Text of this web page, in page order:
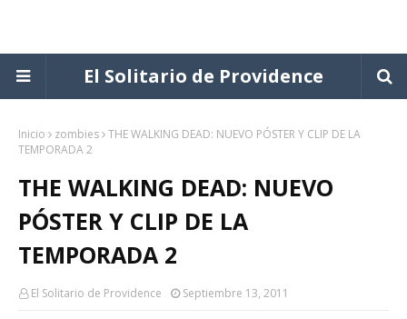
El Solitario de Providence
Inicio zombies THE WALKING DEAD: NUEVO PÓSTER Y CLIP DE LA
TEMPORADA 2
THE WALKING DEAD: NUEVO
PÓSTER Y CLIP DE LA
TEMPORADA 2
El Solitario de Providence Septiembre 13, 2011